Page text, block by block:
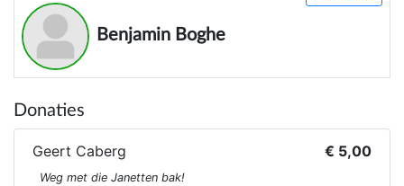
Benjamin Boghe
Donaties
Geert Caberg € 5,00
Weg met die Janetten bak!